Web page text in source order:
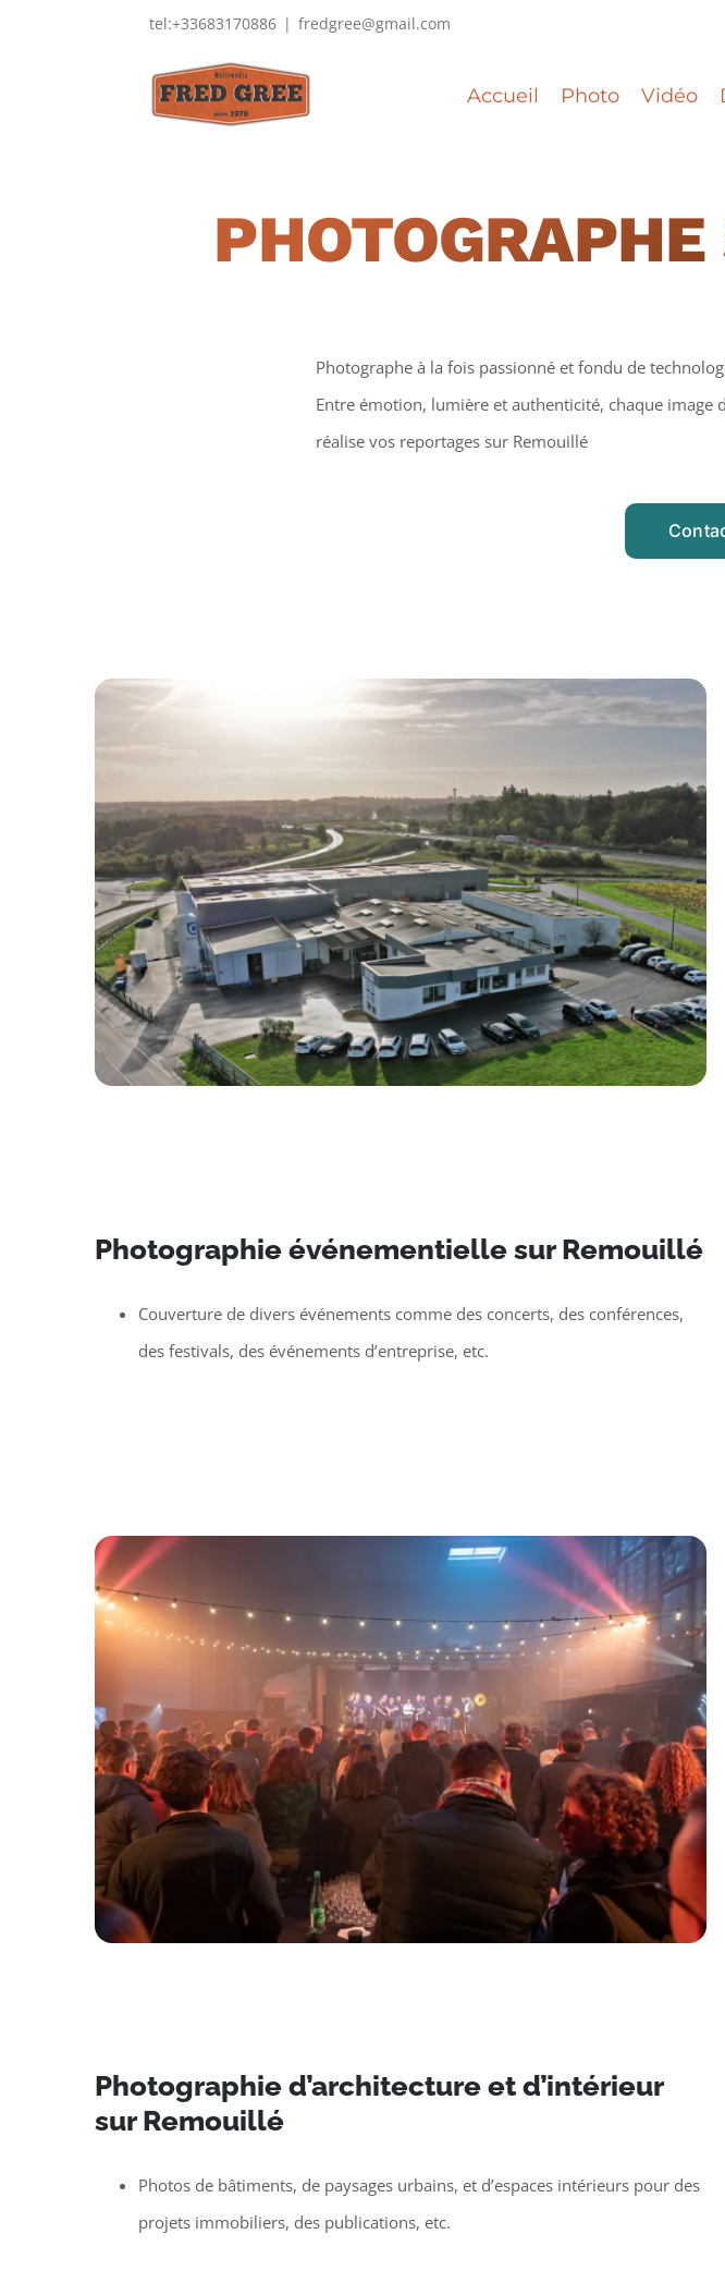
tel:+33683170886 | fredgree@gmail.com
Accueil Photo Vidéo
PHOTOGRAPHE
Photographe à la fois passionné et fondu de
Entre émotion, lumière et authenticité, chaque image
réalise vos reportages sur Remouillé
Photographie événementielle sur Remouillé
Couverture de divers événements comme des concerts, des conférences,
des festivals, des événements d’entreprise, etc.
Photographie d’architecture et d’intérieur
sur Remouillé
Photos de bâtiments, de paysages urbains, et d’espaces intérieurs pour des
projets immobiliers, des publications, etc.